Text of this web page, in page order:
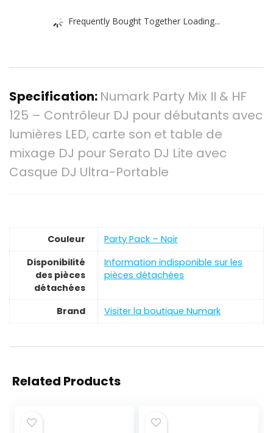
Frequently Bought Together Loading...
Specification: Numark Party Mix II & HF
125 – Contrôleur DJ pour débutants avec
lumières LED, carte son et table de
mixage DJ pour Serato DJ Lite avec
Casque DJ Ultra-Portable
Couleur
‎Party Pack – Noir
Disponibilité
des pièces
détachées
‎Information indisponible sur les
pièces détachées
Brand Visiter la boutique Numark
Related Products